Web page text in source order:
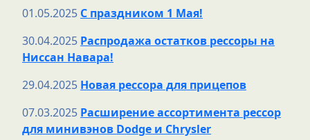
01.05.2025 С праздником 1 Мая!
30.04.2025 Распродажа остатков рессоры на
Ниссан Навара!
29.04.2025 Новая рессора для прицепов
07.03.2025 Расширение ассортимента рессор
для минивэнов Dodge и Chrysler